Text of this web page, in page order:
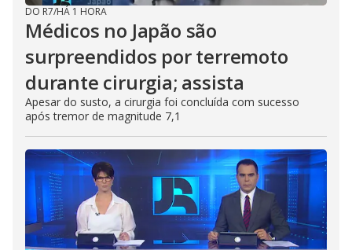
DO R7/HÁ 1 HORA
Médicos no Japão são
surpreendidos por terremoto
durante cirurgia; assista
Apesar do susto, a cirurgia foi concluída com sucesso
após tremor de magnitude 7,1